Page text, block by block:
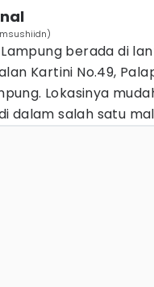
berada di
Kartini No.49,
Lokasinya
dalam salah satu